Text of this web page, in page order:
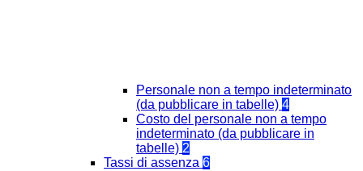
Personale non a tempo indeterminato
(da pubblicare in tabelle) 4
Costo del personale non a tempo
indeterminato (da pubblicare in
tabelle) 2
Tassi di assenza 6